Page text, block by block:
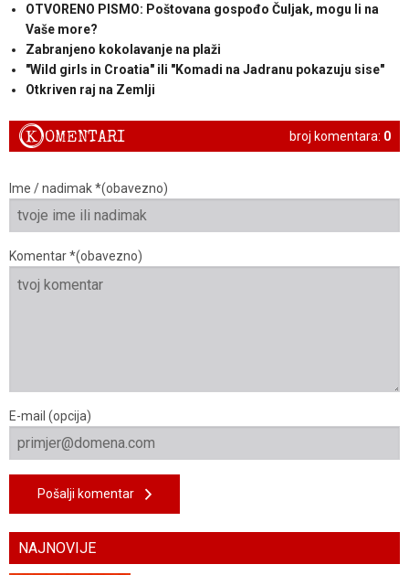
OTVORENO PISMO: Poštovana gospođo Čuljak, mogu li na
Vaše more?
Zabranjeno kokolavanje na plaži
"Wild girls in Croatia" ili "Komadi na Jadranu pokazuju sise"
Otkriven raj na Zemlji
broj komentara: 0
KOMENTARI
Ime / nadimak *(obavezno)
Komentar *(obavezno)
E-mail (opcija)
Pošalji komentar
NAJNOVIJE